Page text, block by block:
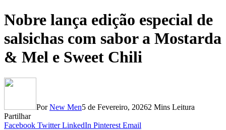
Nobre lança edição especial de
salsichas com sabor a Mostarda
& Mel e Sweet Chili
Por New Men5 de Fevereiro, 20262 Mins Leitura
Partilhar
Facebook Twitter LinkedIn Pinterest Email